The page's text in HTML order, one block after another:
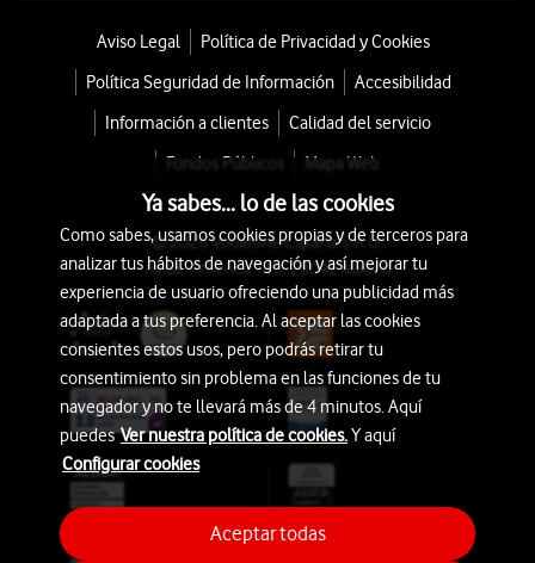
Aviso Legal
Política de Privacidad y Cookies
Política Seguridad de Información
Accesibilidad
Información a clientes
Calidad del servicio
Fondos Públicos
Mapa Web
© 2026 Vodafone España S.A.U.
Avda. América 115, 28042 Madrid
Ya sabes... lo de las cookies
Como sabes, usamos cookies propias y de terceros para
analizar tus hábitos de navegación y así mejorar tu
experiencia de usuario ofreciendo una publicidad más
adaptada a tus preferencia. Al aceptar las cookies
consientes estos usos, pero podrás retirar tu
consentimiento sin problema en las funciones de tu
navegador y no te llevará más de 4 minutos. Aquí
puedesVer nuestra política de cookies.Y aquí
Configurar cookies
Aceptar todas